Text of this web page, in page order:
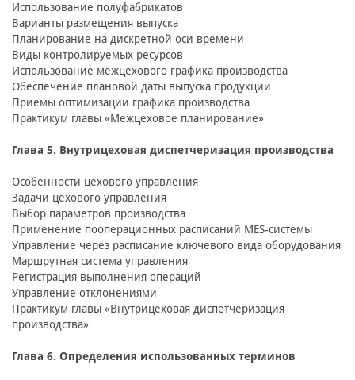
Использование полуфабрикатов
Варианты размещения выпуска
Планирование на дискретной оси времени
Виды контролируемых ресурсов
Использование межцехового графика производства
Обеспечение плановой даты выпуска продукции
Приемы оптимизации графика производства
Практикум главы «Межцеховое планирование»
Глава 5. Внутрицеховая диспетчеризация производства
Особенности цехового управления
Задачи цехового управления
Выбор параметров производства
Применение пооперационных расписаний MES-системы
Управление через расписание ключевого вида оборудования
Маршрутная система управления
Регистрация выполнения операций
Управление отклонениями
Практикум главы «Внутрицеховая диспетчеризация
производства»
Глава 6. Определения использованных терминов